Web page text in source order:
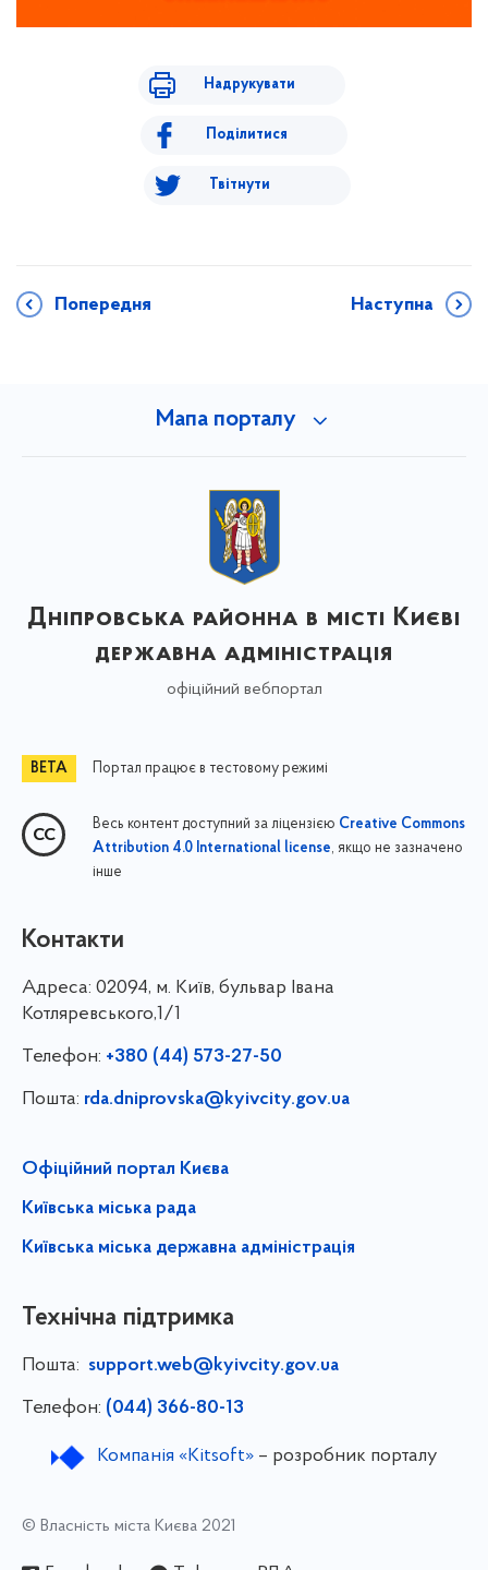
Надрукувати
Поділитися
Твітнути
Попередня Наступна
Мапа порталу
Дніпровська районна в місті Києві
державна адміністрація
офіційний вебпортал
Портал працює в тестовому режимі
Весь контент доступний за ліцензією Creative Commons
Attribution 4.0 International license, якщо не зазначено
інше
Контакти
Адреса: 02094, м. Київ, бульвар Івана
Котляревського,1/1
Телефон: +380 (44) 573-27-50
Пошта: rda.dniprovska@kyivcity.gov.ua
Офіційний портал Києва
Київська міська рада
Київська міська державна адміністрація
Технічна підтримка
Пошта: support.web@kyivcity.gov.ua
Телефон: (044) 366-80-13
Компанія «Kitsoft»– розробник порталу
© Власність міста Києва 2021